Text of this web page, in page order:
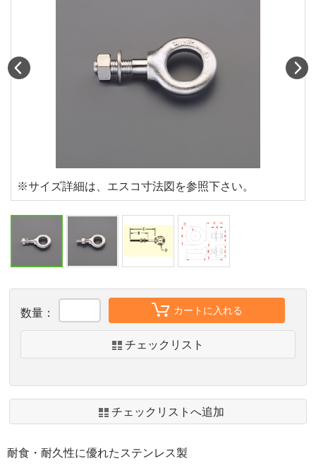
数量： カートに入れる
チェックリスト
チェックリストへ追加
耐食・耐久性に優れたステンレス製
※サイズ詳細は、エスコ寸法図を参照下さい。